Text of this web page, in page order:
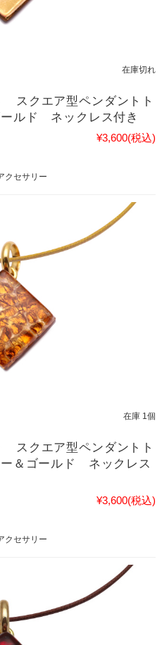
在庫切れ
スクエア型ペンダントト
ルド ネックレス付き
¥3,600(税込)
クセサリー
在庫 1個
スクエア型ペンダントト
＆ゴールド ネックレス
¥3,600(税込)
クセサリー